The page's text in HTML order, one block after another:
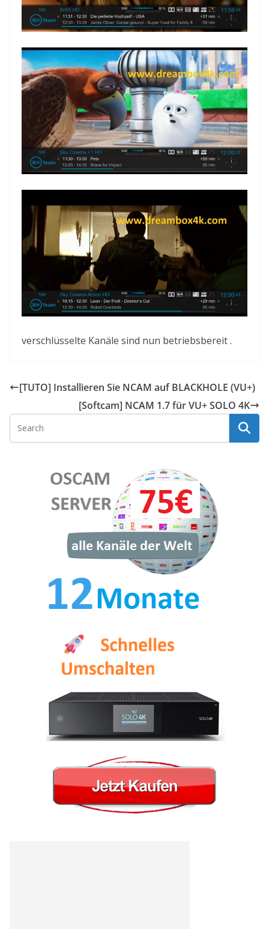
verschlüsselte Kanäle sind nun betriebsbereit .
[TUTO] Installieren Sie NCAM auf BLACKHOLE (VU+)
[Softcam] NCAM 1.7 für VU+ SOLO 4K